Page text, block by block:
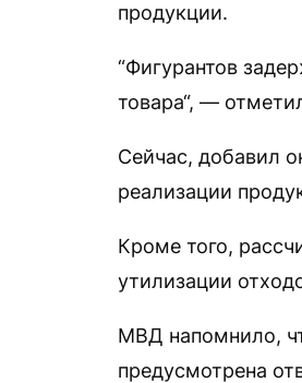
продукции.
“Фигурантов
товара“, —
Сейчас, добавил
реализации
Кроме того,
утилизации
МВД напомнило,
предусмотрена